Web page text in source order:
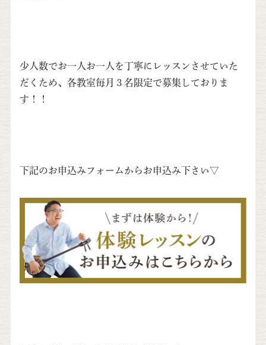
少人数でお一人お一人を丁寧にレッスンさせていた
だくため、各教室毎月３名限定で募集しておりま
す！！
下記のお申込みフォームからお申込み下さい▽